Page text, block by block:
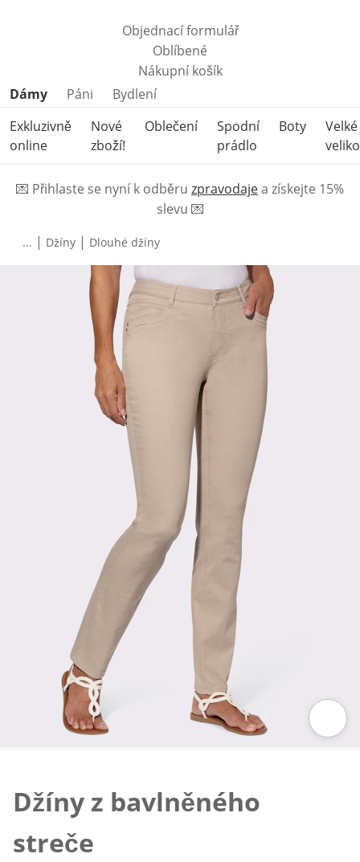
Objednací formulář
Oblíbené
Nákupní košík
Přeskočit kategorie produktů
Dámy Páni
Bydlení
Exkluzivně
online
Nové
zboží!
Oblečení
Spodní
prádlo
Boty
Velké
💌 Přihlaste se nyní k odběru zpravodajea získejte 15%
slevu 💌
... | Džíny | Dlouhé džíny
Džíny z bavlněného
streče